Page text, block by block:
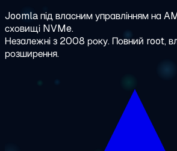
Joomla під власним управлінням на
сховищі NVMe.
Незалежні з 2008 року. Повний root,
розширення.